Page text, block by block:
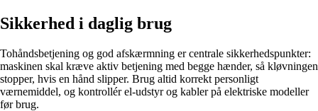
Sikkerhed i daglig brug
Tohåndsbetjening og god afskærmning er centrale sikkerhedspunkter:
maskinen skal kræve aktiv betjening med begge hænder, så kløvningen
stopper, hvis en hånd slipper. Brug altid korrekt personligt
værnemiddel, og kontrollér el-udstyr og kabler på elektriske modeller
før brug.